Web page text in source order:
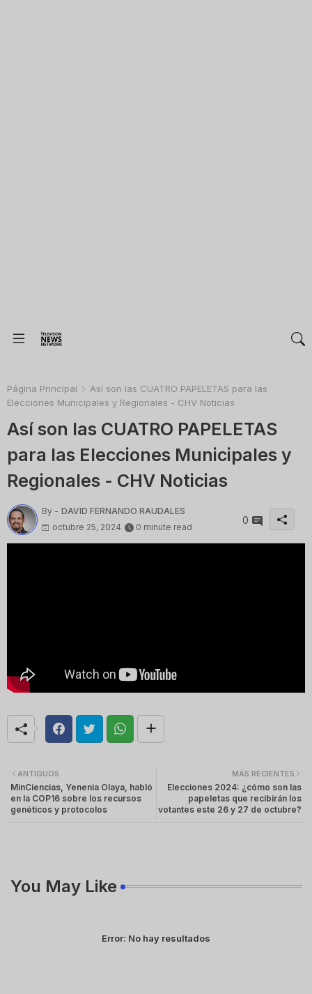
Página Principal
Así son las CUATRO PAPELETAS para las
Elecciones Municipales y Regionales - CHV Noticias
Así son las CUATRO PAPELETAS
para las Elecciones Municipales y
Regionales - CHV Noticias
By - DAVID FERNANDO RAUDALES
octubre 25, 2024
0 minute read
0
MÁS RECIENTES
Elecciones 2024: ¿cómo son las
papeletas que recibirán los
votantes este 26 y 27 de octubre?
ANTIGUOS
MinCiencias, Yenenia Olaya, habló
en la COP16 sobre los recursos
genéticos y protocolos
You May Like
Error: No hay resultados